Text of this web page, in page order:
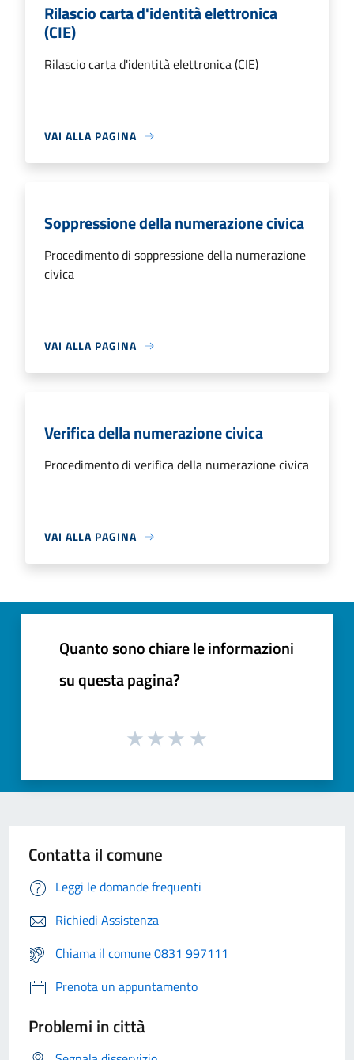
Rilascio carta d'identità elettronica
(CIE)
Rilascio carta d'identità elettronica (CIE)
VAI ALLA PAGINA
Soppressione della numerazione civica
Procedimento di soppressione della numerazione
civica
VAI ALLA PAGINA
Verifica della numerazione civica
Procedimento di verifica della numerazione civica
VAI ALLA PAGINA
Quanto sono chiare le informazioni
su questa pagina?
Contatta il comune
Leggi le domande frequenti
Richiedi Assistenza
Chiama il comune 0831 997111
Prenota un appuntamento
Problemi in città